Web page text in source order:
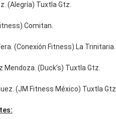
(Alegría) Tuxtla Gtz.
Comitan.
(Conexión Fitness) La Trinitaria.
(Duck’s) Tuxtla Gtz.
(JM Fitness México) Tuxtla Gtz.